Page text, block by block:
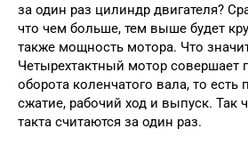
за один раз цилиндр двигателя?
что чем больше, тем выше будет
также мощность мотора. Что
Четырехтактный мотор совершает
оборота коленчатого вала, то есть
сжатие, рабочий ход и выпуск. Так
такта считаются за один раз.